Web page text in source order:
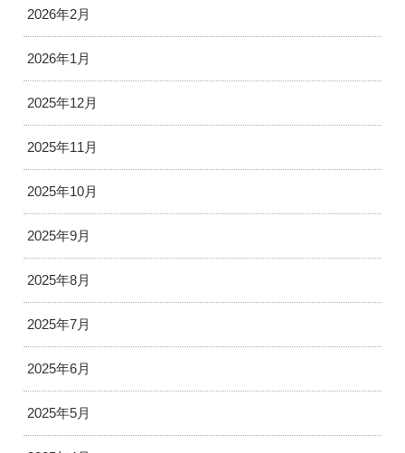
2026年2月
2026年1月
2025年12月
2025年11月
2025年10月
2025年9月
2025年8月
2025年7月
2025年6月
2025年5月